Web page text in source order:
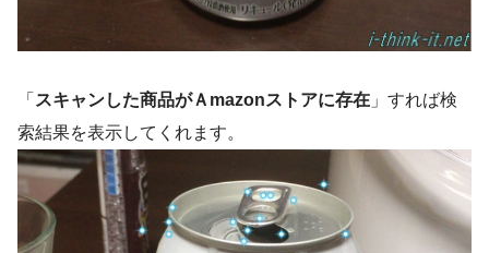
「 スキャンした商品がＡmazonストアに存在 」すれば検
索結果を表示してくれます。